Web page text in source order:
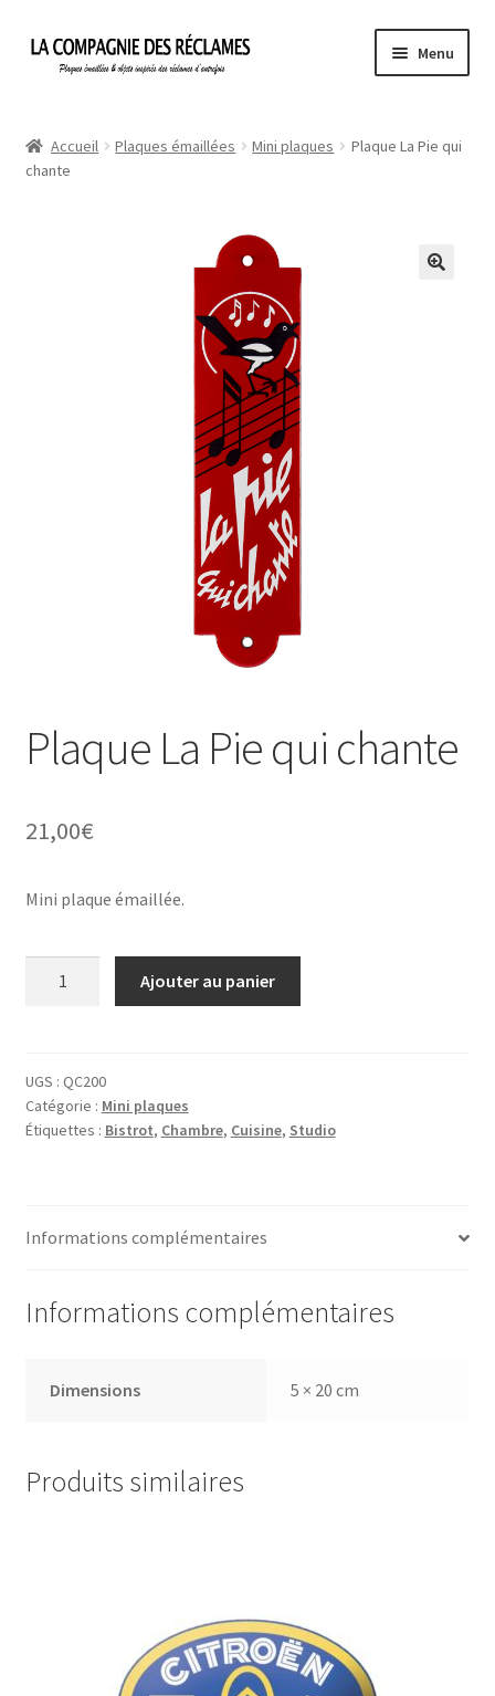
Aller
Aller
Menu
À propos de La Compagnie des Réclames
Politique de confidentialité
Une histoire de plaques émaillées
Accueil Plaques émaillées Mini plaques
Plaque La Pie qui
chante
Plaque La Pie qui chante
21,00€
Mini plaque émaillée.
Pie
qui
chante
Ajouter au panier
UGS : QC200
Catégorie : Mini plaques
Étiquettes : Bistrot, Chambre, Cuisine, Studio
Informations complémentaires
Informations complémentaires
Dimensions 5 × 20 cm
Produits similaires